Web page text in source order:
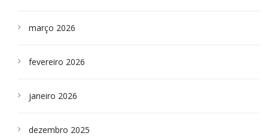
março 2026
fevereiro 2026
janeiro 2026
dezembro 2025